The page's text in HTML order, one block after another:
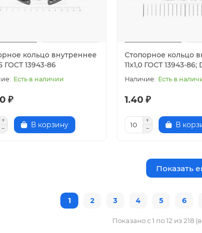
кольцо внутреннее
ГОСТ 13943-86
Есть в наличии
₽
В корзину
Стопорное кольцо
11х1,0 ГОСТ 13943-86;
Есть в
1.40 ₽
В
Показать
1 2 3 4 5 6
Показано с 1 по 12 из 218